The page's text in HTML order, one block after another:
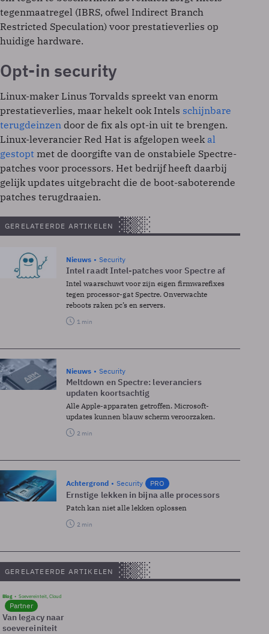
tegenmaatregel (IBRS, ofwel Indirect Branch
Restricted Speculation) voor prestatieverlies op
huidige hardware.
Opt-in security
Linux-maker Linus Torvalds spreekt van enorm
prestatieverlies, maar hekelt ook Intels schijnbare
terugdeinzen door de fix als opt-in uit te brengen.
Linux-leverancier Red Hat is afgelopen week al
gestopt met de doorgifte van de onstabiele Spectre-
patches voor processors. Het bedrijf heeft daarbij
gelijk updates uitgebracht die de boot-saboterende
patches terugdraaien.
GERELATEERDE ARTIKELEN
Nieuws Security
Intel raadt Intel-patches voor Spectre af
Intel waarschuwt voor zijn eigen firmwarefixes
tegen processor-gat Spectre. Onverwachte
reboots raken pc’s en servers.
1 min
Nieuws Security
Meltdown en Spectre: leveranciers
updaten koortsachtig
Alle Apple-apparaten getroffen. Microsoft-
updates kunnen blauw scherm veroorzaken.
2 min
Achtergrond Security PRO
Ernstige lekken in bijna alle processors
Patch kan niet alle lekken oplossen
2 min
GERELATEERDE ARTIKELEN
Blog Soevereinteit, Cloud
Partner
Van legacy naar
soevereiniteit